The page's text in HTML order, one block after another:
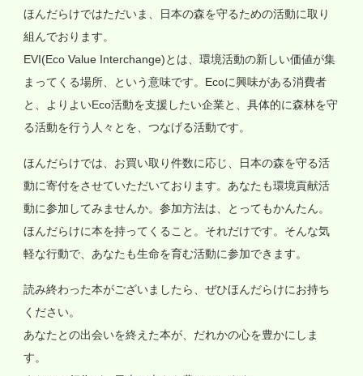
ほんだらけではただいま、日本の森を守るための活動に取り
組んでおります。
EVI(Eco Value Interchange)とは、環境活動の新しい価値が集
まってくる場所、という意味です。Ecoに興味がある消費者
と、よりよいEco活動を支援したい企業と、具体的に森林を守
る活動を行う人々とを、つなげる活動です。
ほんだらけでは、お買い取り件数に応じ、日本の森を守る活
動に寄付をさせていただいております。あなたも環境貢献活
動に参加してみませんか。参加方法は、とってもかんたん。
ほんだらけに本を持ってくること。それだけです。そんな気
軽な行動で、あなたも生命を育む活動に参加できます。
読み終わった本がございましたら、ぜひほんだらけにお持ち
ください。
あなたとの出会いを終えた本が、だれかの心を豊かにしま
す。